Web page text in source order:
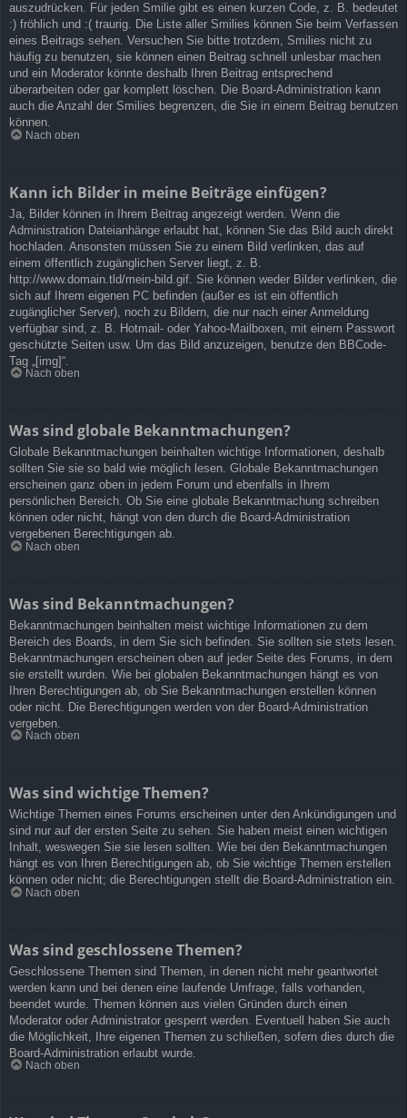
auszudrücken. Für jeden Smilie gibt es einen kurzen Code, z. B. bedeutet
:) fröhlich und :( traurig. Die Liste aller Smilies können Sie beim Verfassen
eines Beitrags sehen. Versuchen Sie bitte trotzdem, Smilies nicht zu
häufig zu benutzen, sie können einen Beitrag schnell unlesbar machen
und ein Moderator könnte deshalb Ihren Beitrag entsprechend
überarbeiten oder gar komplett löschen. Die Board-Administration kann
auch die Anzahl der Smilies begrenzen, die Sie in einem Beitrag benutzen
können.
Nach oben
Kann ich Bilder in meine Beiträge einfügen?
Ja, Bilder können in Ihrem Beitrag angezeigt werden. Wenn die
Administration Dateianhänge erlaubt hat, können Sie das Bild auch direkt
hochladen. Ansonsten müssen Sie zu einem Bild verlinken, das auf
einem öffentlich zugänglichen Server liegt, z. B.
http://www.domain.tld/mein-bild.gif. Sie können weder Bilder verlinken, die
sich auf Ihrem eigenen PC befinden (außer es ist ein öffentlich
zugänglicher Server), noch zu Bildern, die nur nach einer Anmeldung
verfügbar sind, z. B. Hotmail- oder Yahoo-Mailboxen, mit einem Passwort
geschützte Seiten usw. Um das Bild anzuzeigen, benutze den BBCode-
Tag „[img]“.
Nach oben
Was sind globale Bekanntmachungen?
Globale Bekanntmachungen beinhalten wichtige Informationen, deshalb
sollten Sie sie so bald wie möglich lesen. Globale Bekanntmachungen
erscheinen ganz oben in jedem Forum und ebenfalls in Ihrem
persönlichen Bereich. Ob Sie eine globale Bekanntmachung schreiben
können oder nicht, hängt von den durch die Board-Administration
vergebenen Berechtigungen ab.
Nach oben
Was sind Bekanntmachungen?
Bekanntmachungen beinhalten meist wichtige Informationen zu dem
Bereich des Boards, in dem Sie sich befinden. Sie sollten sie stets lesen.
Bekanntmachungen erscheinen oben auf jeder Seite des Forums, in dem
sie erstellt wurden. Wie bei globalen Bekanntmachungen hängt es von
Ihren Berechtigungen ab, ob Sie Bekanntmachungen erstellen können
oder nicht. Die Berechtigungen werden von der Board-Administration
vergeben.
Nach oben
Was sind wichtige Themen?
Wichtige Themen eines Forums erscheinen unter den Ankündigungen und
sind nur auf der ersten Seite zu sehen. Sie haben meist einen wichtigen
Inhalt, weswegen Sie sie lesen sollten. Wie bei den Bekanntmachungen
hängt es von Ihren Berechtigungen ab, ob Sie wichtige Themen erstellen
können oder nicht; die Berechtigungen stellt die Board-Administration ein.
Nach oben
Was sind geschlossene Themen?
Geschlossene Themen sind Themen, in denen nicht mehr geantwortet
werden kann und bei denen eine laufende Umfrage, falls vorhanden,
beendet wurde. Themen können aus vielen Gründen durch einen
Moderator oder Administrator gesperrt werden. Eventuell haben Sie auch
die Möglichkeit, Ihre eigenen Themen zu schließen, sofern dies durch die
Board-Administration erlaubt wurde.
Nach oben